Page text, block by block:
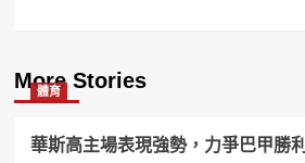
More Stories
體育
華斯高主場表現強勢，力爭巴甲勝利